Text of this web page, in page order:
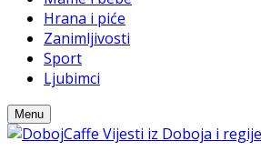
Hrana i piće
Zanimljivosti
Sport
Ljubimci
Menu